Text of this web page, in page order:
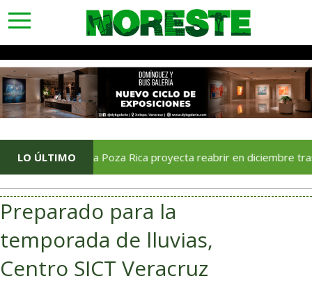
toggle
navigation
LO ÚLTIMO
Soriana Poza Rica proyecta reabrir en diciembre tras
Preparado para la
temporada de lluvias,
Centro SICT Veracruz